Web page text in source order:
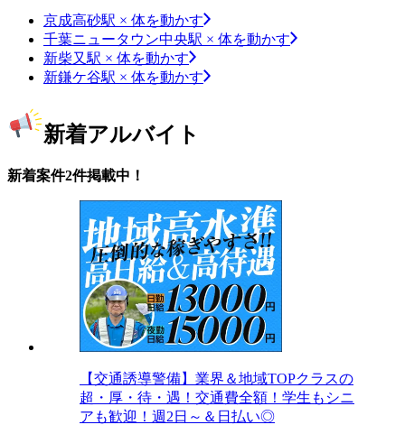
京成高砂駅 × 体を動かす
千葉ニュータウン中央駅 × 体を動かす
新柴又駅 × 体を動かす
新鎌ケ谷駅 × 体を動かす
新着アルバイト
新着案件2件掲載中！
【交通誘導警備】業界＆地域TOPクラスの
超・厚・待・遇！交通費全額！学生もシニ
アも歓迎！週2日～＆日払い◎